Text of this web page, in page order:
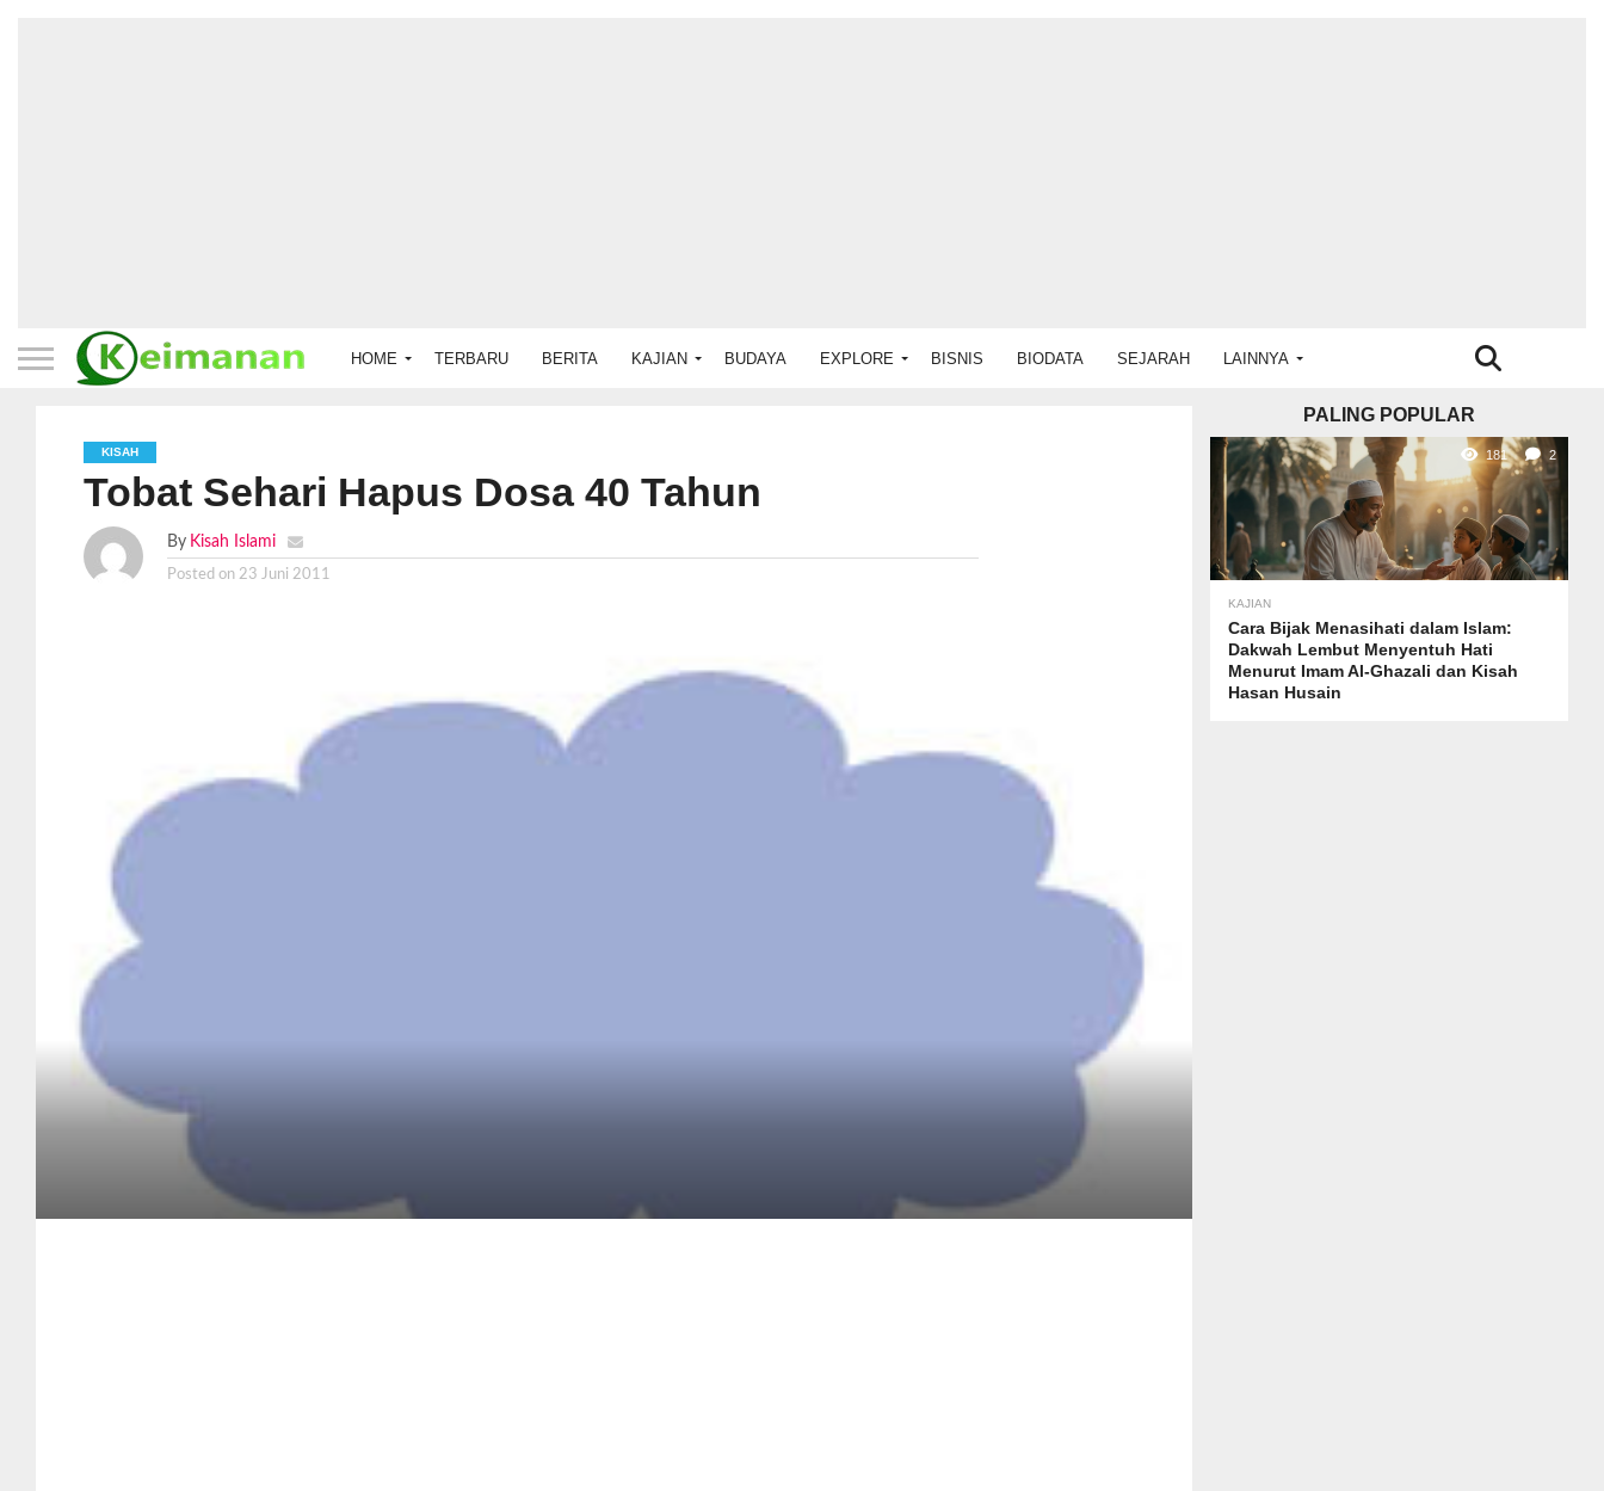
HOME TERBARU BERITA KAJIAN BUDAYA EXPLORE BISNIS BIODATA SEJARAH LAINNYA
KISAH
Tobat Sehari Hapus Dosa 40 Tahun
By Kisah Islami
Posted on 23 Juni 2011
PALING POPULAR
181 2
KAJIAN
Cara Bijak Menasihati dalam Islam:
Dakwah Lembut Menyentuh Hati
Menurut Imam Al-Ghazali dan Kisah
Hasan Husain